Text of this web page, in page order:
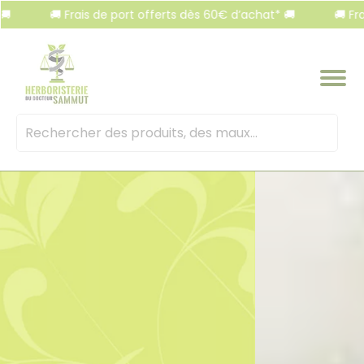
🚚 Frais de port offerts dès 60€ d’achat* 🚚 🚚 Frais
Mots
Panneau de gestion des cookies